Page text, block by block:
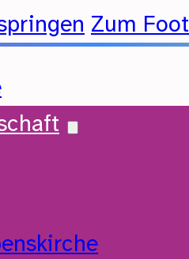
Zum